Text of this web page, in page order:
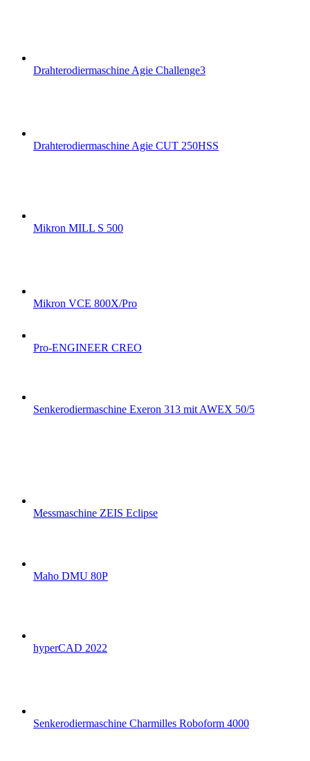
Drahterodiermaschine Agie Challenge3
Drahterodiermaschine Agie CUT 250HSS
Mikron MILL S 500
Mikron VCE 800X/Pro
Pro-ENGINEER CREO
Senkerodiermaschine Exeron 313 mit AWEX 50/5
Messmaschine ZEIS Eclipse
Maho DMU 80P
hyperCAD 2022
Senkerodiermaschine Charmilles Roboform 4000